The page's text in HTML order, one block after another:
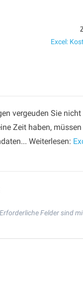
Excel:
vergeuden Sie
Zeit haben,
Weiterlesen:
Erforderliche Felder sind